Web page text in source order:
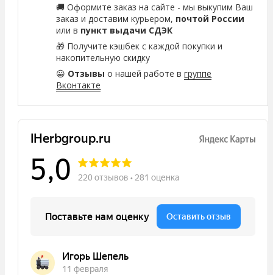
🚚 Оформите заказ на сайте - мы выкупим Ваш
заказ и доставим курьером, почтой России
или в пункт выдачи СДЭК
🎁 Получите кэшбек с каждой покупки и
накопительную скидку
😀 Отзывы о нашей работе вгруппе
Вконтакте